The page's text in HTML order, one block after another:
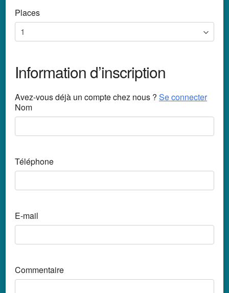
Places
Information d’inscription
Avez-vous déjà un compte chez nous ? Se connecter
Nom
Téléphone
E-mail
Commentaire